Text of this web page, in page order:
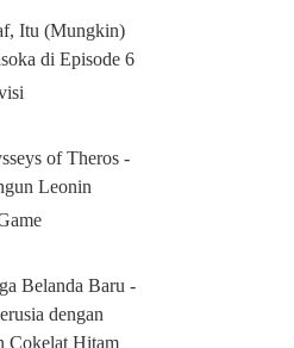
Itu (Mungkin)
di Episode 6
of Theros -
Leonin
Belanda Baru -
dengan
Cokelat Hitam